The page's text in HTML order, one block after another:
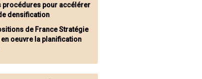
procédures pour accélérer
densification
de France Stratégie
oeuvre la planification